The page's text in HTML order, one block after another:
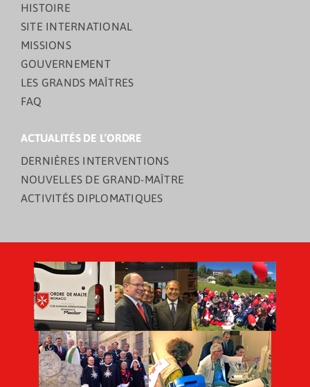
HISTOIRE
SITE INTERNATIONAL
MISSIONS
GOUVERNEMENT
LES GRANDS MAÎTRES
FAQ
ACTUALITÉS DE L’ORDRE
DERNIÈRES INTERVENTIONS
NOUVELLES DE GRAND-MAÎTRE
ACTIVITÉS DIPLOMATIQUES